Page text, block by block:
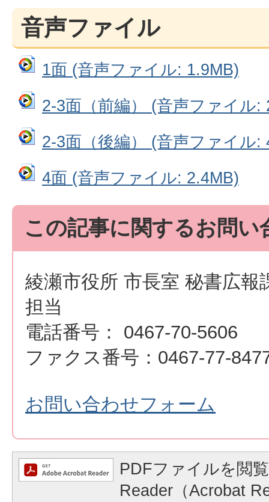
音声ファイル
1面 (音声ファイル: 1.9MB)
2-3面（前編） (音声ファイル:
2-3面（後編） (音声ファイル:
4面 (音声ファイル: 2.4MB)
この記事に関するお問い
綾瀬市役所 市長室 秘書広報
担当
電話番号： 0467-70-5606
ファクス番号：0467-77-
お問い合わせフォーム
PDFファイルを閲
Reader（Acrobat